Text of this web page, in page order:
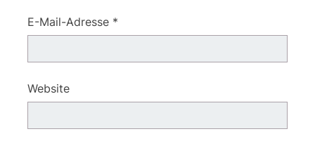
E-Mail-Adresse *
Website